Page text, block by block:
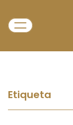
Etiqueta